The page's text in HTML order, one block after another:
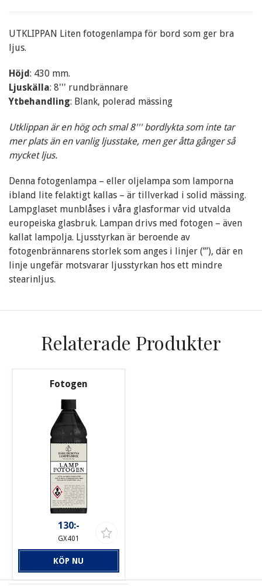
UTKLIPPAN Liten fotogenlampa för bord som ger bra
ljus.
Höjd: 430 mm.
Ljuskälla: 8''' rundbrännare
Ytbehandling: Blank, polerad mässing
Utklippan är en hög och smal 8''' bordlykta som inte tar
mer plats än en vanlig ljusstake, men ger åtta gånger så
mycket ljus.
Denna fotogenlampa – eller oljelampa som lamporna
ibland lite felaktigt kallas – är tillverkad i solid mässing.
Lampglaset munblåses i våra glasformar vid utvalda
europeiska glasbruk. Lampan drivs med fotogen – även
kallat lampolja. Ljusstyrkan är beroende av
fotogenbrännarens storlek som anges i linjer (’’’), där en
linje ungefär motsvarar ljusstyrkan hos ett mindre
stearinljus.
Relaterade Produkter
Fotogen
130:-
GX401
KÖP NU